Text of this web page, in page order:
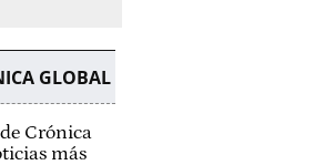
GLOBAL
Crónica
más